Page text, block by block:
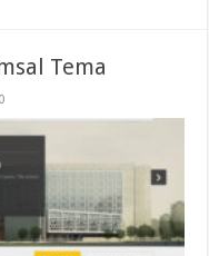
Tema
0